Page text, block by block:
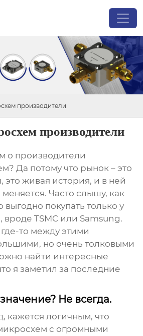
производители
производители
о производители
Да потому что рынок – это
живая история, и в ней
меняется. Часто слышу, как
выгодно покупать только у
вроде TSMC или Samsung.
то между этими
но очень толковыми
найти интересные
я заметил за последние
Не всегда.
кажется логичным, что
с огромными